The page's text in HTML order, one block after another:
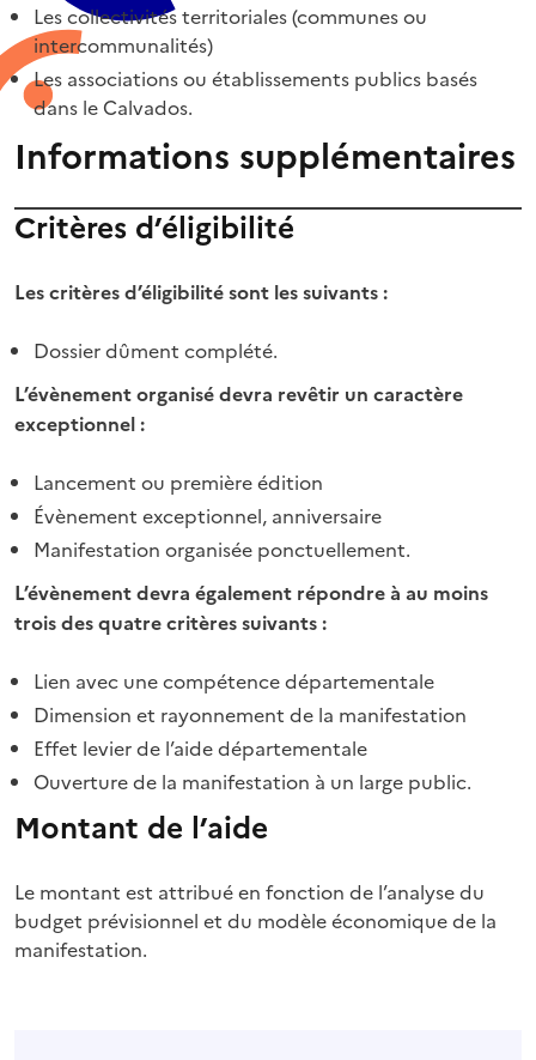
Les collectivités territoriales (communes ou
intercommunalités)
Les associations ou établissements publics basés
dans le Calvados.
Informations supplémentaires
Critères d’éligibilité
Les critères d’éligibilité sont les suivants :
Dossier dûment complété.
L’évènement organisé devra revêtir un caractère
exceptionnel :
Lancement ou première édition
Évènement exceptionnel, anniversaire
Manifestation organisée ponctuellement.
L’évènement devra également répondre à au moins
trois des quatre critères suivants :
Lien avec une compétence départementale
Dimension et rayonnement de la manifestation
Effet levier de l’aide départementale
Ouverture de la manifestation à un large public.
Montant de l’aide
Le montant est attribué en fonction de l’analyse du
budget prévisionnel et du modèle économique de la
manifestation.